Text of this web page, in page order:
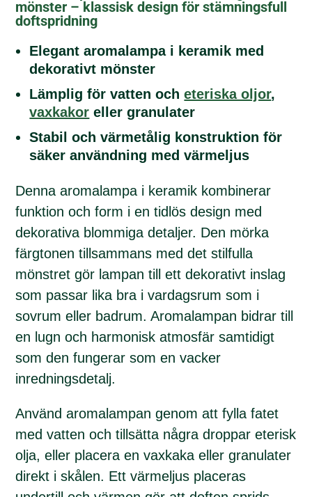
mönster – klassisk design för stämningsfull
doftspridning
Elegant aromalampa i keramik med
dekorativt mönster
Lämplig för vatten ocheteriska oljor,
vaxkakor eller granulater
Stabil och värmetålig konstruktion för
säker användning med värmeljus
Denna aromalampa i keramik kombinerar
funktion och form i en tidlös design med
dekorativa blommiga detaljer. Den mörka
färgtonen tillsammans med det stilfulla
mönstret gör lampan till ett dekorativt inslag
som passar lika bra i vardagsrum som i
sovrum eller badrum. Aromalampan bidrar till
en lugn och harmonisk atmosfär samtidigt
som den fungerar som en vacker
inredningsdetalj.
Använd aromalampan genom att fylla fatet
med vatten och tillsätta några droppar eterisk
olja, eller placera en vaxkaka eller granulater
direkt i skålen. Ett värmeljus placeras